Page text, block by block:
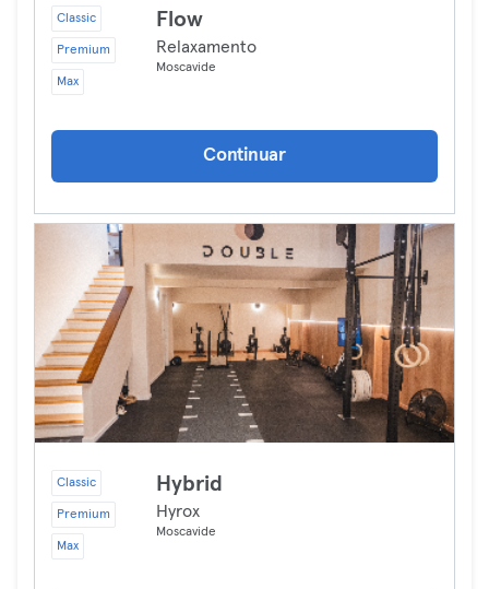
Classic
Premium
Max
Flow
Relaxamento
Moscavide
Continuar
Classic
Premium
Max
Hybrid
Hyrox
Moscavide